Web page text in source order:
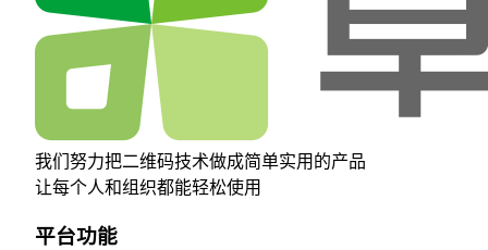
我们努力把二维码技术做成简单实用的产品
让每个人和组织都能轻松使用
平台功能